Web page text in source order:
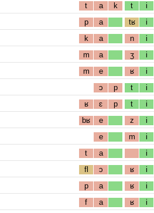
t a k t i
p a tʁ i
k a n i
m a ʒ i
m e ʁ i
ɔ p t i
ʁ ɛ p t i
bʁ e z i
e m i
t a i
fl ɔ ʁ i
p a ʁ i
f a ʁ i